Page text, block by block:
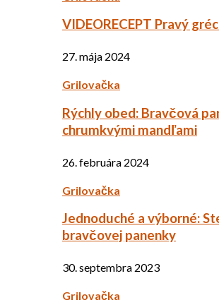
VIDEORECEPT Pravý
27. mája 2024
Grilovačka
Rýchly obed: Bravčová
chrumkvými mandľami
26. februára 2024
Grilovačka
Jednoduché a výborné:
bravčovej panenky
30. septembra 2023
Grilovačka